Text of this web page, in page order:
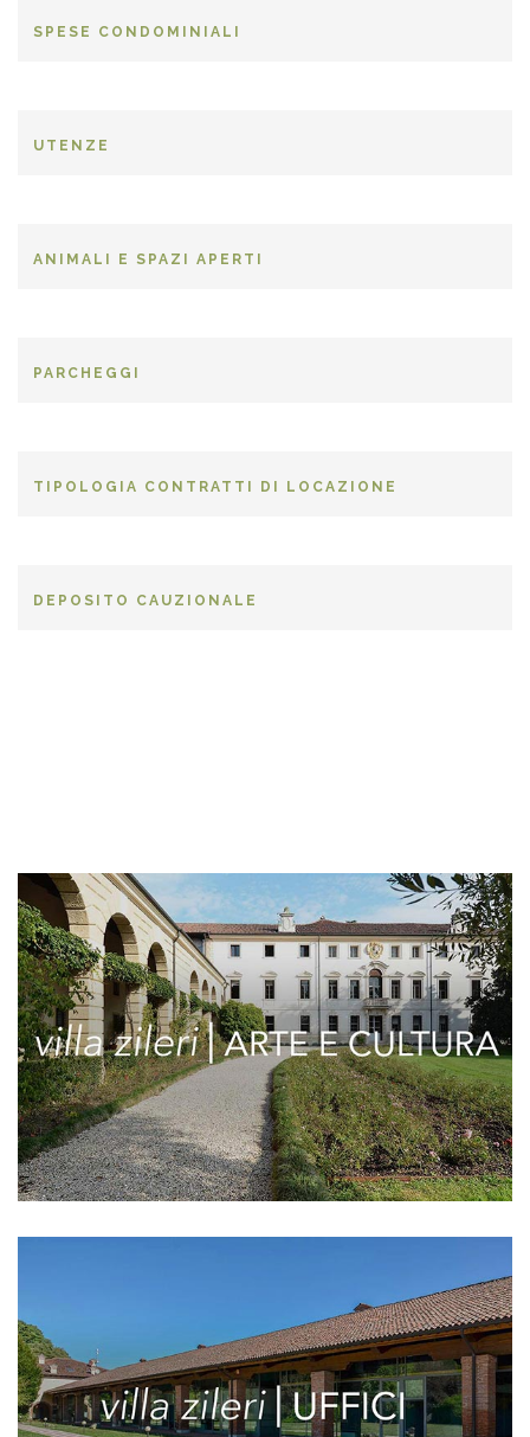
SPESE CONDOMINIALI
UTENZE
ANIMALI E SPAZI APERTI
PARCHEGGI
TIPOLOGIA CONTRATTI DI LOCAZIONE
DEPOSITO CAUZIONALE